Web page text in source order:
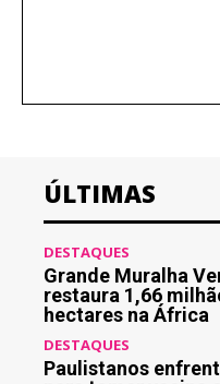
ÚLTIMAS
DESTAQUES
Grande Muralha
restaura 1,66
hectares na África
DESTAQUES
Paulistanos